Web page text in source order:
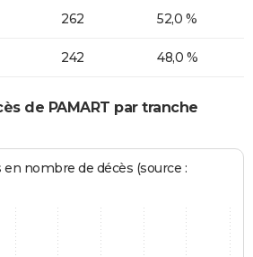
262 52,0 %
242 48,0 %
de PAMART par tranche
nombre de décès (source :